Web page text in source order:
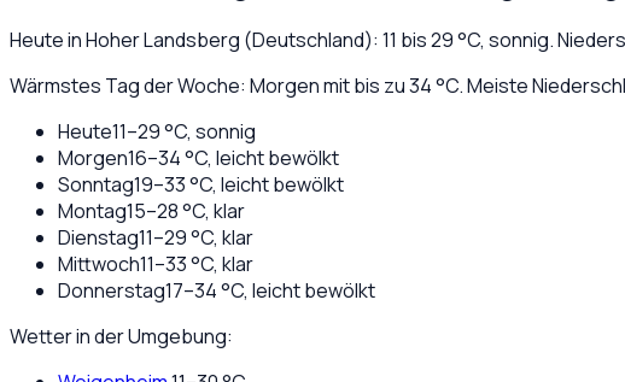
Heute inHoher Landsberg (Deutschland): 11 bis29°C, sonnig.
Wärmstes Tag der Woche: Morgen mit bis zu 34 °C. Meiste
Heute11–29°C, sonnig
Morgen16–34°C, leicht bewölkt
Sonntag19–33°C, leicht bewölkt
Montag15–28°C, klar
Dienstag11–29°C, klar
Mittwoch11–33°C, klar
Donnerstag17–34°C, leicht bewölkt
Wetter in der Umgebung: